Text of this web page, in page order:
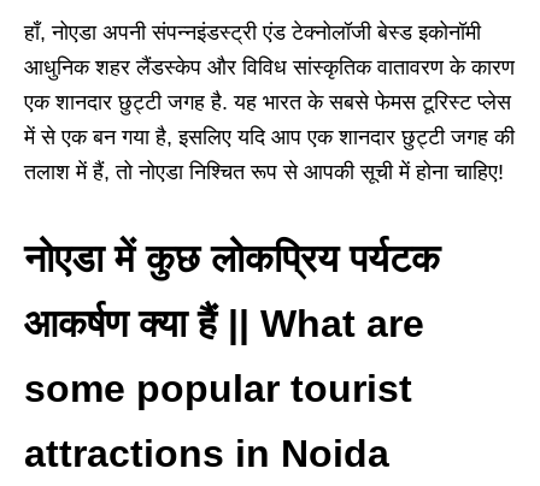
हाँ, नोएडा अपनी संपन्नइंडस्ट्री एंड टेक्नोलॉजी बेस्ड इकोनॉमी
आधुनिक शहर लैंडस्केप और विविध सांस्कृतिक वातावरण के कारण
एक शानदार छुट्टी जगह है. यह भारत के सबसे फेमस टूरिस्ट प्लेस
में से एक बन गया है, इसलिए यदि आप एक शानदार छुट्टी जगह की
तलाश में हैं, तो नोएडा निश्चित रूप से आपकी सूची में होना चाहिए!
नोएडा में कुछ लोकप्रिय पर्यटक
आकर्षण क्या हैं || What are
some popular tourist
attractions in Noida